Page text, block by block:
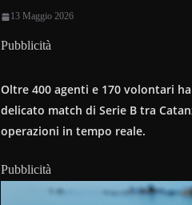
13 Maggio 2026
Pubblicità
Oltre 400 agenti e 170 volontari
delicato match di Serie B tra
operazioni in tempo reale.
Pubblicità